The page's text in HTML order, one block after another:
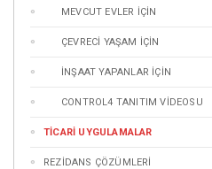
MEVCUT EVLER İÇİN
ÇEVRECİ YAŞAM İÇİN
İNŞAAT YAPANLAR İÇİN
CONTROL4 TANITIM VİDEOSU
TİCARİ UYGULAMALAR
REZİDANS ÇÖZÜMLERİ